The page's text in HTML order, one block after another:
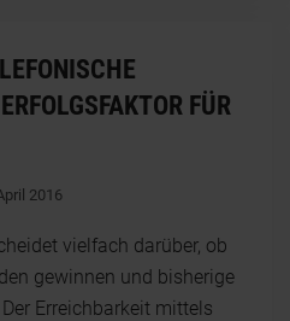
FÜR
2016
vielfach darüber, ob
gewinnen und bisherige
Erreichbarkeit mittels